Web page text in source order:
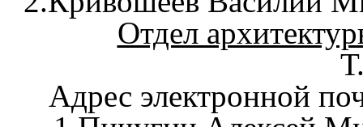
Отдел
Адрес электронной